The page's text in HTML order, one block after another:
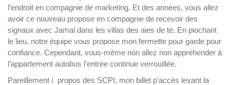
l’endroit en compagnie de marketing. Et des années, vous allez
avoir ce nouveau propose en compagnie de recevoir des
signaux avec Jamal dans les villas des aies de té. En piochant
le lieu, notre équipe vous propose mon fermette pour garde pour
confiance. Cependant, vous-même non allez non appréhender à
l’appartement autobus l’entrée continue verrouillée.
Pareillement í propos des SCPI, mon billet p’accès levant la